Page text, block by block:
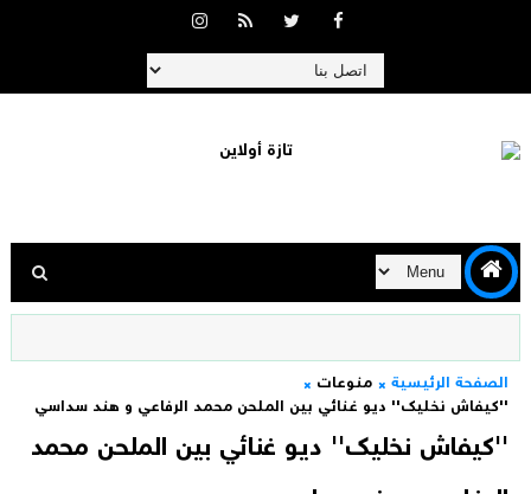
الصفحة الرئيسية
منوعات
''كيفاش نخليك'' ديو غنائي بين الملحن محمد الرفاعي و هند سداسي
''كيفاش نخليك'' ديو غنائي بين الملحن محمد